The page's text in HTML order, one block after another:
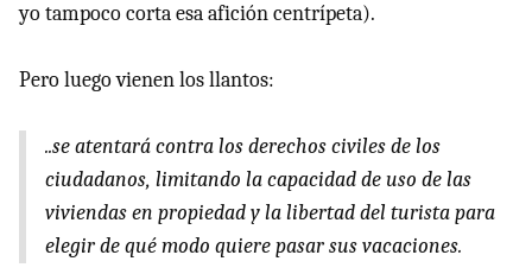
yo tampoco corta esa afición centrípeta).
Pero luego vienen los llantos:
..se atentará contra los derechos civiles de los
ciudadanos, limitando la capacidad de uso de las
viviendas en propiedad y la libertad del turista para
elegir de qué modo quiere pasar sus vacaciones.